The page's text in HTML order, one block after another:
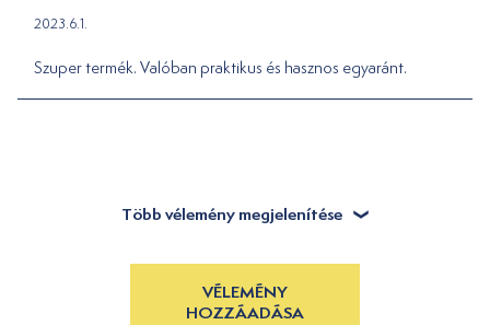
2023.6.1.
Szuper termék. Valóban praktikus és hasznos egyaránt.
Több vélemény megjelenítése
VÉLEMÉNY
HOZZÁADÁSA